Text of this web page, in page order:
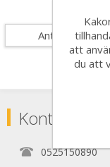
Antal i
Kontakta
0525150890
att
du att